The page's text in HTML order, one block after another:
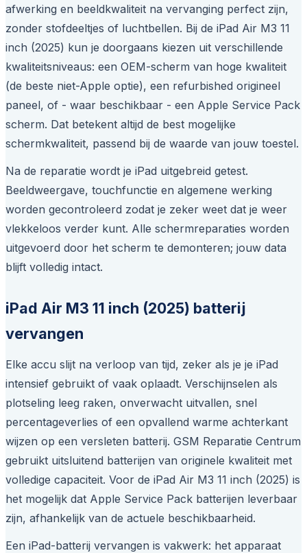
afwerking en beeldkwaliteit na vervanging perfect zijn,
zonder stofdeeltjes of luchtbellen. Bij de iPad Air M3 11
inch (2025) kun je doorgaans kiezen uit verschillende
kwaliteitsniveaus: een OEM-scherm van hoge kwaliteit
(de beste niet-Apple optie), een refurbished origineel
paneel, of - waar beschikbaar - een Apple Service Pack
scherm. Dat betekent altijd de best mogelijke
schermkwaliteit, passend bij de waarde van jouw toestel.
Na de reparatie wordt je iPad uitgebreid getest.
Beeldweergave, touchfunctie en algemene werking
worden gecontroleerd zodat je zeker weet dat je weer
vlekkeloos verder kunt. Alle schermreparaties worden
uitgevoerd door het scherm te demonteren; jouw data
blijft volledig intact.
iPad Air M3 11 inch (2025) batterij
vervangen
Elke accu slijt na verloop van tijd, zeker als je je iPad
intensief gebruikt of vaak oplaadt. Verschijnselen als
plotseling leeg raken, onverwacht uitvallen, snel
percentageverlies of een opvallend warme achterkant
wijzen op een versleten batterij. GSM Reparatie Centrum
gebruikt uitsluitend batterijen van originele kwaliteit met
volledige capaciteit. Voor de iPad Air M3 11 inch (2025) is
het mogelijk dat Apple Service Pack batterijen leverbaar
zijn, afhankelijk van de actuele beschikbaarheid.
Een iPad-batterij vervangen is vakwerk: het apparaat